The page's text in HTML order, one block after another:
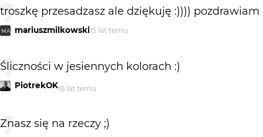
troszkę przesadzasz ale dziękuję :)))) pozdrawiam
MA mariuszmilkowski15 lat temu
Śliczności w jesiennych kolorach :)
PiotrekOK16 lat temu
Znasz się na rzeczy ;)